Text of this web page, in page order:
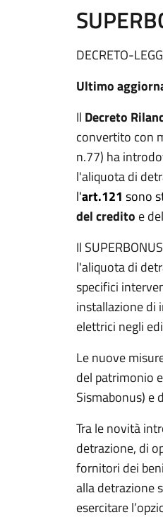
DECRETO-
Ultimo
Il Decreto
convertito con
n.77) ha
l'aliquota di
l'art.121 sono
del credito e
Il
l'aliquota di
specifici
installazione di
elettrici negli
Le nuove
del patrimonio
Sismabonus) e
Tra le novità
detrazione, di
fornitori dei
alla detrazione
esercitare